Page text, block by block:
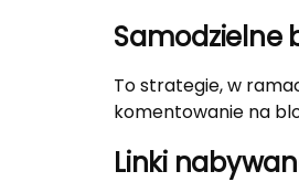
Samodzielne
To strategie, w
komentowanie na
Linki